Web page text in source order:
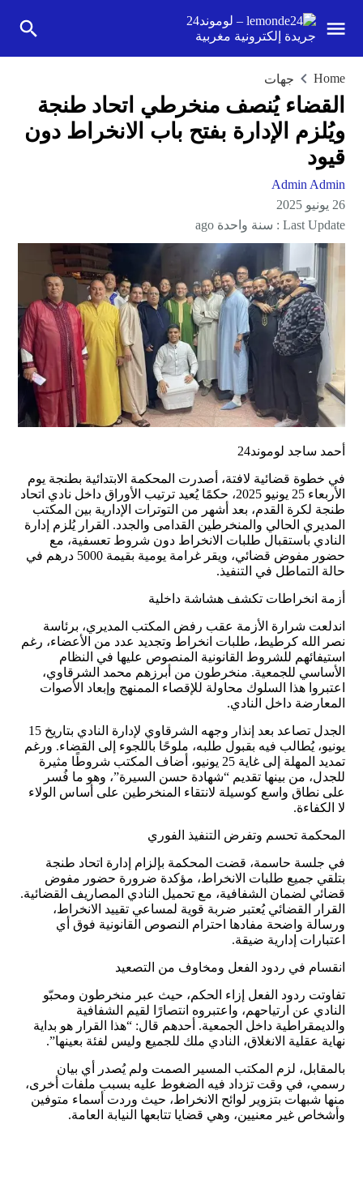
Home جهات
القضاء يُنصف منخرطي اتحاد طنجة
ويُلزم الإدارة بفتح باب الانخراط دون
قيود
Admin Admin
26 يونيو 2025
Last Update :
سنة واحدة ago
أحمد ساجد لوموند24
في خطوة قضائية لافتة، أصدرت المحكمة الابتدائية بطنجة يوم
الأربعاء 25 يونيو 2025، حكمًا يُعيد ترتيب الأوراق داخل نادي اتحاد
طنجة لكرة القدم، بعد أشهر من التوترات الإدارية بين المكتب
المديري الحالي والمنخرطين القدامى والجدد. القرار يُلزم إدارة
النادي باستقبال طلبات الانخراط دون شروط تعسفية، مع
حضور مفوض قضائي، ويقر غرامة يومية بقيمة 5000 درهم في
حالة التماطل في التنفيذ.
أزمة انخراطات تكشف هشاشة داخلية
اندلعت شرارة الأزمة عقب رفض المكتب المديري، برئاسة
نصر الله كرطيط، طلبات انخراط وتجديد عدد من الأعضاء، رغم
استيفائهم للشروط القانونية المنصوص عليها في النظام
الأساسي للجمعية. منخرطون من أبرزهم محمد الشرقاوي،
اعتبروا هذا السلوك محاولة للإقصاء الممنهج وإبعاد الأصوات
المعارضة داخل النادي.
الجدل تصاعد بعد إنذار وجهه الشرقاوي لإدارة النادي بتاريخ 15
يونيو، يُطالب فيه بقبول طلبه، ملوحًا باللجوء إلى القضاء. ورغم
تمديد المهلة إلى غاية 25 يونيو، أضاف المكتب شروطًا مثيرة
للجدل، من بينها تقديم “شهادة حسن السيرة”، وهو ما فُسر
على نطاق واسع كوسيلة لانتقاء المنخرطين على أساس الولاء
لا الكفاءة.
المحكمة تحسم وتفرض التنفيذ الفوري
في جلسة حاسمة، قضت المحكمة بإلزام إدارة اتحاد طنجة
بتلقي جميع طلبات الانخراط، مؤكدة ضرورة حضور مفوض
قضائي لضمان الشفافية، مع تحميل النادي المصاريف القضائية.
القرار القضائي يُعتبر ضربة قوية لمساعي تقييد الانخراط،
ورسالة واضحة مفادها احترام النصوص القانونية فوق أي
اعتبارات إدارية ضيقة.
انقسام في ردود الفعل ومخاوف من التصعيد
تفاوتت ردود الفعل إزاء الحكم، حيث عبر منخرطون ومحبّو
النادي عن ارتياحهم، واعتبروه انتصارًا لقيم الشفافية
والديمقراطية داخل الجمعية. أحدهم قال: “هذا القرار هو بداية
نهاية عقلية الانغلاق، النادي ملك للجميع وليس لفئة بعينها”.
بالمقابل، لزم المكتب المسير الصمت ولم يُصدر أي بيان
رسمي، في وقت تزداد فيه الضغوط عليه بسبب ملفات أخرى،
منها شبهات بتزوير لوائح الانخراط، حيث وردت أسماء متوفين
وأشخاص غير معنيين، وهي قضايا تتابعها النيابة العامة.